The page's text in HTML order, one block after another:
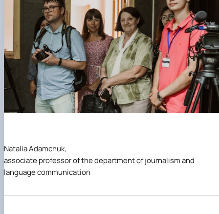
Natalia Adamchuk,
associate professor of the department of journalism and
language communication